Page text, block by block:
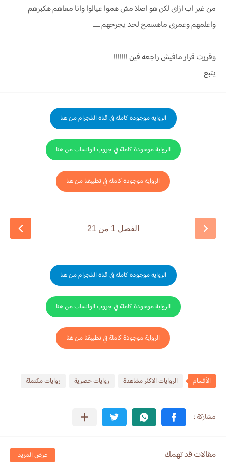
من غير اب ازاى لكن هو اصلا مش هموا عيالوا وانا معاهم هكبرهم
واعلمهم وعمرى ماهسمح لحد يجرحهم .......
وقررت قرار مافيش راجعه فين !!!!!!!
يتبع
الرواية موجودة كاملة في قناة التلجرام من هنا
الرواية موجودة كاملة في جروب الواتساب من هنا
الرواية موجودة كاملة في تطبيقنا من هنا
الفصل 1 من 21
الرواية موجودة كاملة في قناة التلجرام من هنا
الرواية موجودة كاملة في جروب الواتساب من هنا
الرواية موجودة كاملة في تطبيقنا من هنا
الأقسام الروايات الاكثر مشاهدة روايات حصرية روايات مكتملة
مقالات قد تهمك عرض المزيد